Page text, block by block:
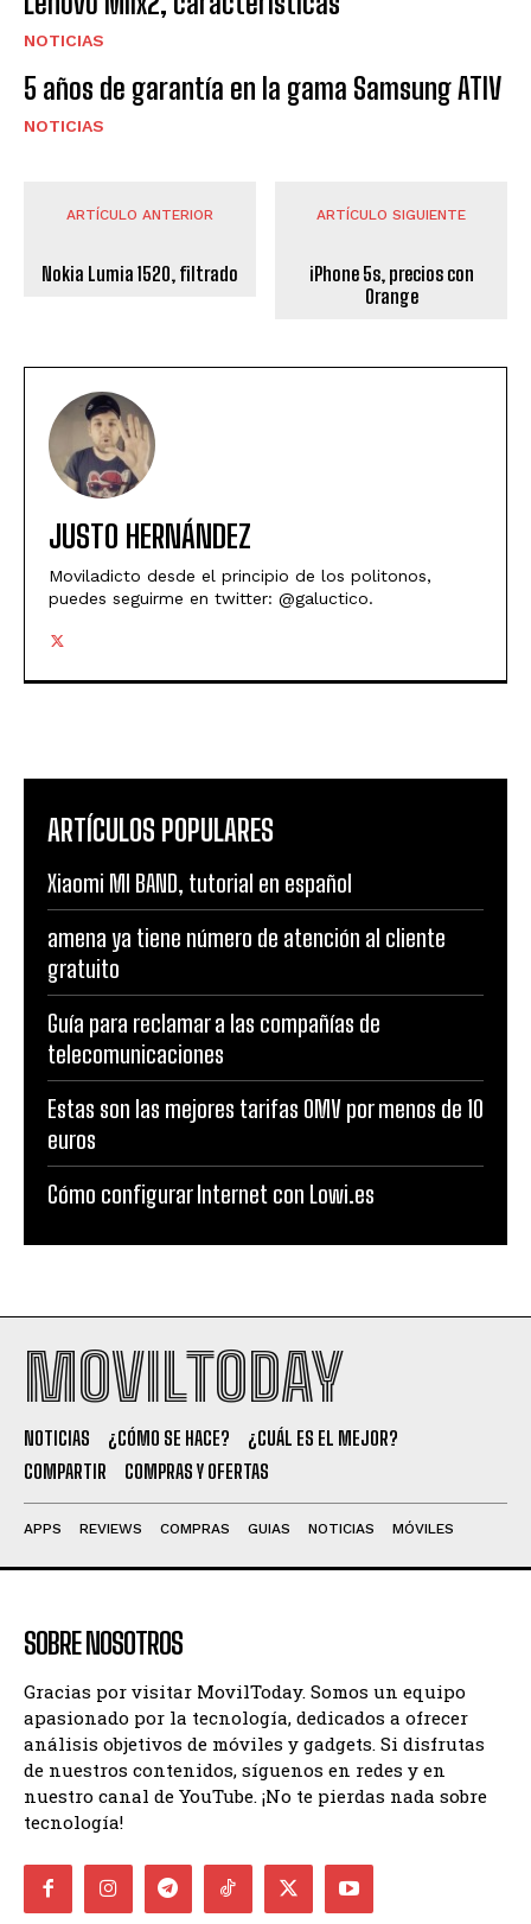
NOTICIAS
5 años de garantía en la gama Samsung ATIV
NOTICIAS
ARTÍCULO ANTERIOR
Nokia Lumia 1520, filtrado
ARTÍCULO SIGUIENTE
iPhone 5s, precios con
Orange
JUSTO HERNÁNDEZ
Moviladicto desde el principio de los politonos,
puedes seguirme en twitter: @galuctico.
ARTÍCULOS POPULARES
Xiaomi MI BAND, tutorial en español
amena ya tiene número de atención al cliente
gratuito
Guía para reclamar a las compañías de
telecomunicaciones
Estas son las mejores tarifas OMV por menos de 10
euros
Cómo configurar Internet con Lowi.es
MOVILTODAY
NOTICIAS ¿CÓMO SE HACE?
¿CUÁL ES EL MEJOR?
COMPARTIR
COMPRAS Y OFERTAS
APPS REVIEWS COMPRAS GUIAS NOTICIAS MÓVILES
SOBRE NOSOTROS
Gracias por visitar MovilToday. Somos un equipo
apasionado por la tecnología, dedicados a ofrecer
análisis objetivos de móviles y gadgets. Si disfrutas
de nuestros contenidos, síguenos en redes y en
nuestro canal de YouTube. ¡No te pierdas nada sobre
tecnología!